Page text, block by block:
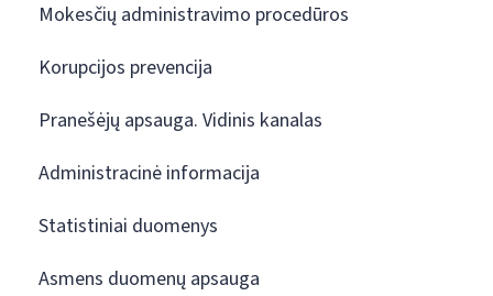
Mokesčių administravimo procedūros
Korupcijos prevencija
Pranešėjų apsauga. Vidinis kanalas
Administracinė informacija
Statistiniai duomenys
Asmens duomenų apsauga